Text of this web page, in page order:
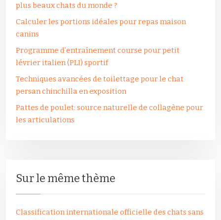
plus beaux chats du monde ?
Calculer les portions idéales pour repas maison
canins
Programme d’entraînement course pour petit
lévrier italien (PLI) sportif
Techniques avancées de toilettage pour le chat
persan chinchilla en exposition
Pattes de poulet: source naturelle de collagène pour
les articulations
Sur le même thème
Classification internationale officielle des chats sans